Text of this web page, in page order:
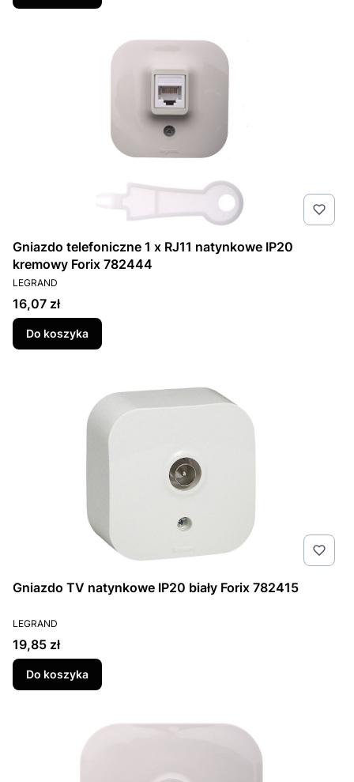
Gniazdo telefoniczne 1 x RJ11 natynkowe IP20
kremowy Forix 782444
PRODUCENT
LEGRAND
Cena
16,07 zł
Do koszyka
Gniazdo TV natynkowe IP20 biały Forix 782415
PRODUCENT
LEGRAND
Cena
19,85 zł
Do koszyka